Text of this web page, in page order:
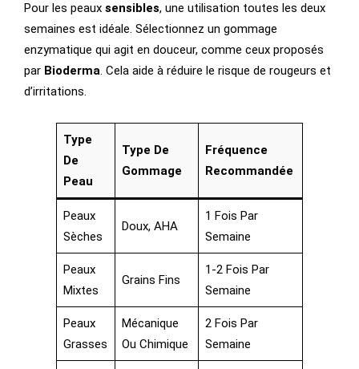
Pour les peaux sensibles, une utilisation toutes les deux
semaines est idéale. Sélectionnez un gommage
enzymatique qui agit en douceur, comme ceux proposés
par Bioderma. Cela aide à réduire le risque de rougeurs et
d’irritations.
Type
De
Peau
Type De
Gommage
Fréquence
Recommandée
Peaux
Sèches
Doux, AHA
1 Fois Par
Semaine
Peaux
Mixtes
Grains Fins
1-2 Fois Par
Semaine
Peaux
Grasses
Mécanique
Ou Chimique
2 Fois Par
Semaine